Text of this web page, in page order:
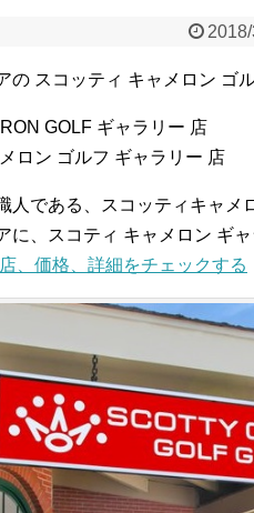
の スコッティ キャメロン ゴ
GOLF ギャラリー 店
ロン ゴルフ ギャラリー 店
人である、スコッティキャメ
に、スコティ キャメロン ギ
、価格、詳細をチェックする